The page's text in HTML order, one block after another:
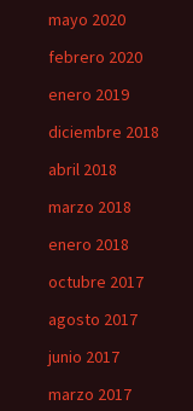
mayo 2020
febrero 2020
enero 2019
diciembre 2018
abril 2018
marzo 2018
enero 2018
octubre 2017
agosto 2017
junio 2017
marzo 2017